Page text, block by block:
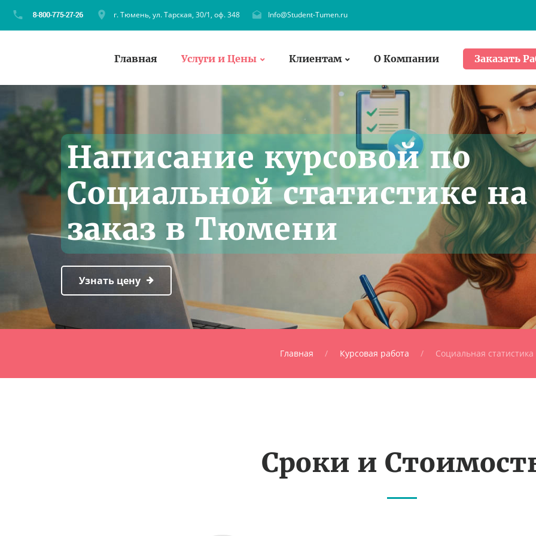
г. Тюмень, ул. Тарская, 30/1, оф. 348 Info@Student-Tumen.ru
Главная Услуги и Цены Клиентам О Компании Заказать
Написание курсовой по
Социальной статистике на
заказ в Тюмени
Узнать цену
Главная Курсовая работа Социальная статистика
Сроки и